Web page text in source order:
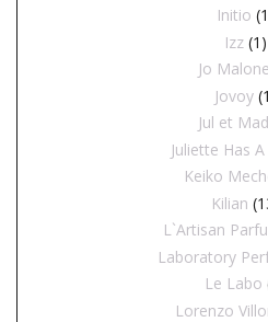
Initio
Izz (1)
Jo Malone
Jovoy
Jul et Mad
Juliette Has
Keiko
Kilian
L`Artisan
Laboratory
Le Labo
Lorenzo